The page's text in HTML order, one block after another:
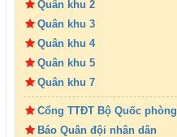
Quân khu 2
Quân khu 3
Quân khu 4
Quân khu 5
Quân khu 7
Cổng TTĐT Bộ Quốc phòng
Báo Quân đội nhân dân